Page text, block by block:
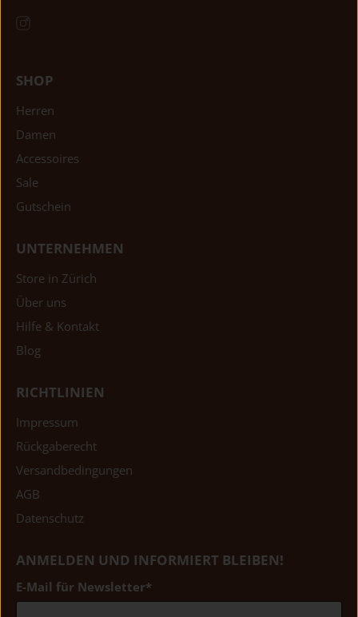
SHOP
Herren
Damen
Accessoires
Sale
Gutschein
UNTERNEHMEN
Store in Zürich
Über uns
Hilfe & Kontakt
Blog
RICHTLINIEN
Impressum
Rückgaberecht
Versandbedingungen
AGB
Datenschutz
ANMELDEN UND INFORMIERT BLEIBEN!
E-Mail für Newsletter*